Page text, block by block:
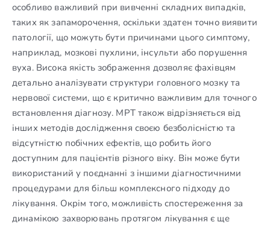
особливо важливий при вивченні складних випадків,
таких як запаморочення, оскільки здатен точно виявити
патології, що можуть бути причинами цього симптому,
наприклад, мозкові пухлини, інсульти або порушення
вуха. Висока якість зображення дозволяє фахівцям
детально аналізувати структури головного мозку та
нервової системи, що є критично важливим для точного
встановлення діагнозу. МРТ також відрізняється від
інших методів дослідження своєю безболісністю та
відсутністю побічних ефектів, що робить його
доступним для пацієнтів різного віку. Він може бути
використаний у поєднанні з іншими діагностичними
процедурами для більш комплексного підходу до
лікування. Окрім того, можливість спостереження за
динамікою захворювань протягом лікування є ще